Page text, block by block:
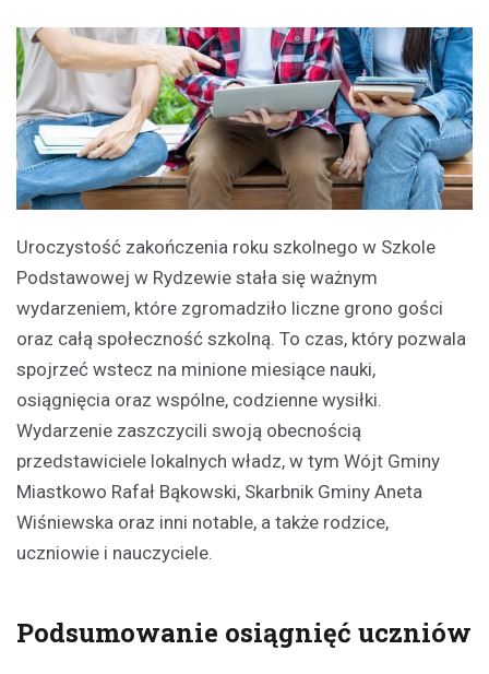
Uroczystość zakończenia roku szkolnego w Szkole
Podstawowej w Rydzewie stała się ważnym
wydarzeniem, które zgromadziło liczne grono gości
oraz całą społeczność szkolną. To czas, który pozwala
spojrzeć wstecz na minione miesiące nauki,
osiągnięcia oraz wspólne, codzienne wysiłki.
Wydarzenie zaszczycili swoją obecnością
przedstawiciele lokalnych władz, w tym Wójt Gminy
Miastkowo Rafał Bąkowski, Skarbnik Gminy Aneta
Wiśniewska oraz inni notable, a także rodzice,
uczniowie i nauczyciele.
Podsumowanie osiągnięć uczniów